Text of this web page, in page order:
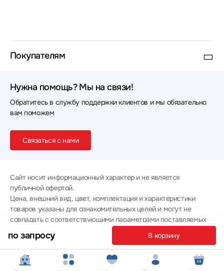
по запросу В корзину
Покупателям
Нужна помощь? Мы на связи!
Обратитесь в службу поддержки клиентов и мы обязательно
вам поможем
Связаться с нами
Сайт носит информационный характер и не является
публичной офертой.
Цена, внешний вид, цвет, комплектация и характеристики
товаров указаны для ознакомительных целей и могут не
совпадать с соответствующими параметрами поставляемых
товаров - уточняйте информацию у менеджера при
оформлении заказа.
Политика конфиденциальности
© 2012 — 2026 ООО «Эпл Тэк»